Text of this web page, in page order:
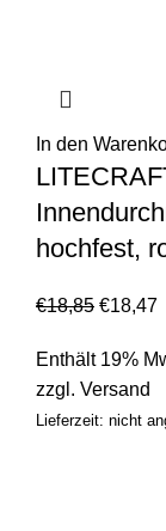
In den
hochfest,
€18,85 €18,47
Enthält 19%
zzgl. Versand
Lieferzeit: nicht